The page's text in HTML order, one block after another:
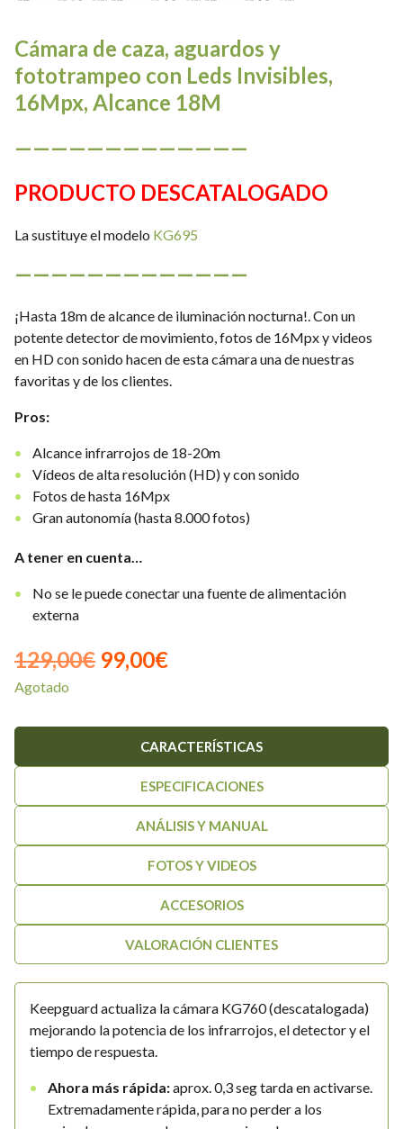
Cámara de caza, aguardos y
fototrampeo con Leds Invisibles,
16Mpx, Alcance 18M
—————————————
PRODUCTO DESCATALOGADO
La sustituye el modelo KG695
—————————————
¡Hasta 18m de alcance de iluminación nocturna!. Con un
potente detector de movimiento, fotos de 16Mpx y videos
en HD con sonido hacen de esta cámara una de nuestras
favoritas y de los clientes.
Pros:
Alcance infrarrojos de 18-20m
Vídeos de alta resolución (HD) y con sonido
Fotos de hasta 16Mpx
Gran autonomía (hasta 8.000 fotos)
A tener en cuenta…
No se le puede conectar una fuente de alimentación
externa
129,00€ El
original
129,00€.
99,00€El
actual
es:
99,00€.
Agotado
CARACTERÍSTICAS
ESPECIFICACIONES
ANÁLISIS Y MANUAL
FOTOS Y VIDEOS
ACCESORIOS
VALORACIÓN CLIENTES
Keepguard actualiza la cámara KG760 (descatalogada)
mejorando la potencia de los infrarrojos, el detector y el
tiempo de respuesta.
Ahora más rápida:aprox. 0,3 seg tarda en activarse.
Extremadamente rápida, para no perder a los